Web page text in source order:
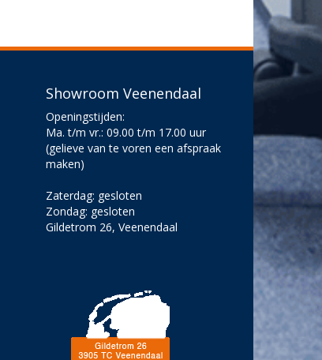
Showroom Veenendaal
Openingstijden:
Ma. t/m vr.: 09.00 t/m 17.00 uur
(gelieve van te voren een afspraak
maken)
Zaterdag: gesloten
Zondag: gesloten
Gildetrom 26, Veenendaal